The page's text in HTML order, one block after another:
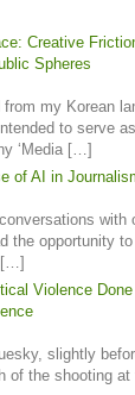
Creative
Spheres
my Korean
to serve
‘Media […]
of AI in
with
the opportunity
[…]
Violence
slightly
of the shooting at